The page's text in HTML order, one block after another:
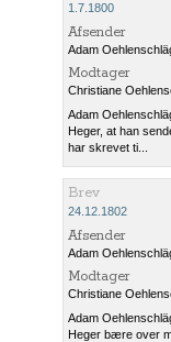
1.7.1800
Afsender
Adam
Modtager
Christiane
Adam
Heger, at han
har skrevet ti...
Brev
24.12.1802
Afsender
Adam
Modtager
Christiane
Adam
Heger bære over